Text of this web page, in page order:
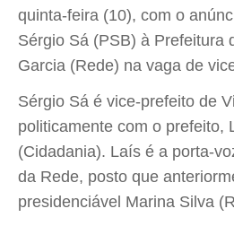
quinta-feira (10), com o
Sérgio Sá (PSB) à Prefeitura
Garcia (Rede) na vaga de
Sérgio Sá é vice-prefeito de
politicamente com o prefeito,
(Cidadania). Laís é a porta-
da Rede, posto que
presidenciável Marina Silva